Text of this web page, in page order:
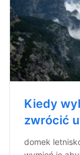
Kiedy
zwrócić
domek